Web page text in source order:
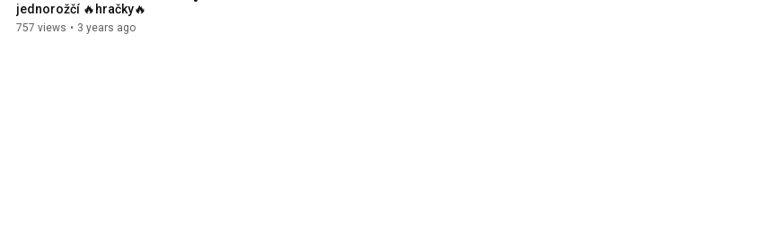
jednorožčí 🔥hračky🔥
757 views • 3 years ago